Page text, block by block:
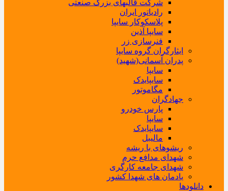
شرکت قالبهای بزرگ صنعتی
رادیاتور ایران
پلاسکوکار سایپا
سایپا آذین
فنرسازی زر
ایثارگران گروه سایپا
پدران آسمانی(شهید)
سایپا
سایپایدک
مگاموتور
جهادگران
پارس خودرو
سایپا
سایپایدک
مالیبل
ریشوهای با ریشه
شهدای مدافع حرم
شهدای جامعه کارگری
یادمان های شهدا کشور
دانلودها